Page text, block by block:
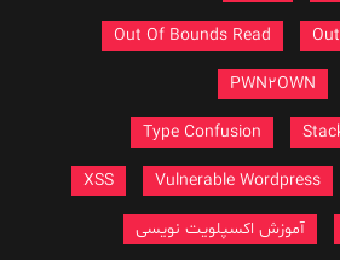
Out Of Bounds Read
PWN2OWN
Type Confusion
Vulnerable
آموزش اکسپلویت نویسی